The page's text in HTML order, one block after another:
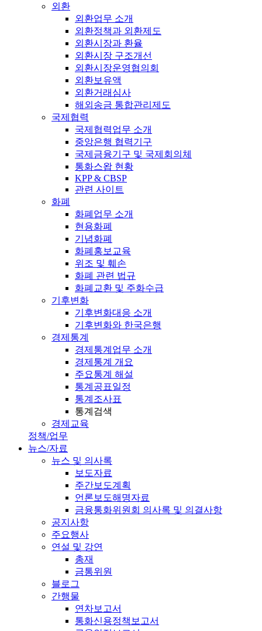
외환
외환업무 소개
외환정책과 외환제도
외환시장과 환율
외환시장 구조개선
외환시장운영협의회
외환보유액
외환거래심사
해외송금 통합관리제도
국제협력
국제협력업무 소개
중앙은행 협력기구
국제금융기구 및 국제회의체
통화스왑 현황
KPP & CBSP
관련 사이트
화폐
화폐업무 소개
현용화폐
기념화폐
화폐홍보교육
위조 및 훼손
화폐 관련 법규
화폐교환 및 주화수급
기후변화
기후변화대응 소개
기후변화와 한국은행
경제통계
경제통계업무 소개
경제통계 개요
주요통계 해설
통계공표일정
통계조사표
통계검색
경제교육
정책/업무
뉴스/자료
뉴스 및 의사록
보도자료
주간보도계획
언론보도해명자료
금융통화위원회 의사록 및 의결사항
공지사항
주요행사
연설 및 강연
총재
금통위원
블로그
간행물
연차보고서
통화신용정책보고서